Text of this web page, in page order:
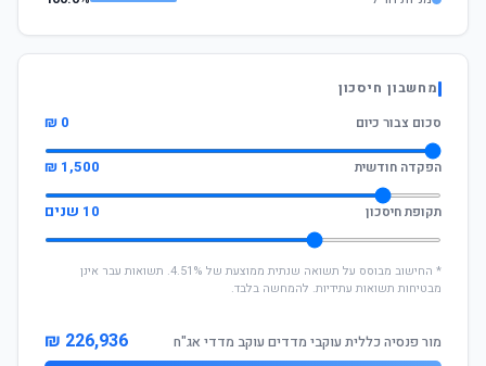
מחשבון חיסכון
סכום צבור כיום
0 ₪
הפקדה חודשית 1,500 ₪
תקופת חיסכון 10 שנים
* החישוב מבוסס על תשואה שנתית ממוצעת של 4.51%. תשואות עבר אינן
מבטיחות תשואות עתידיות. להמחשה בלבד.
מור פנסיה כללית עוקבי מדדים עוקב מדדי אג"ח 226,936 ₪